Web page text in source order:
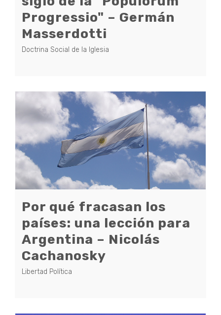
Progressio" – Germán
Masserdotti
Doctrina Social de la Iglesia
Por qué fracasan los
países: una lección para
Argentina – Nicolás
Cachanosky
Libertad Política